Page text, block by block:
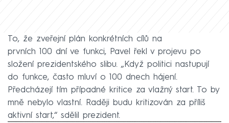
To, že zveřejní plán konkrétních cílů na
prvních 100 dní ve funkci, Pavel řekl v projevu po
složení prezidentského slibu. „Když politici nastupují
do funkce, často mluví o 100 dnech hájení.
Předcházejí tím případné kritice za vlažný start. To by
mně nebylo vlastní. Raději budu kritizován za příliš
aktivní start,“ sdělil prezident.